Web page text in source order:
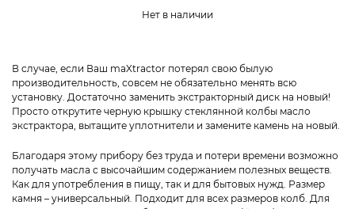
Нет в наличии
В случае, если Ваш maXtractor потерял свою былую
производительность, совсем не обязательно менять всю
установку. Достаточно заменить экстракторный диск на новый!
Просто открутите черную крышку стеклянной колбы масло
экстрактора, вытащите уплотнители и замените камень на новый.
Благодаря этому прибору без труда и потери времени возможно
получать масла с высочайшим содержанием полезных веществ.
Как для употребления в пищу, так и для бытовых нужд. Размер
камня – универсальный. Подходит для всех размеров колб. Для